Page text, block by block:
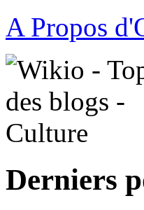
A Propos
Derniers